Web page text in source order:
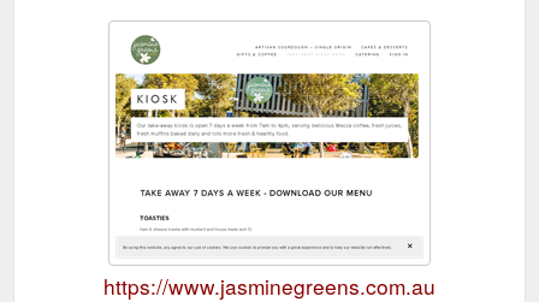
https://www.jasminegreens.com.au